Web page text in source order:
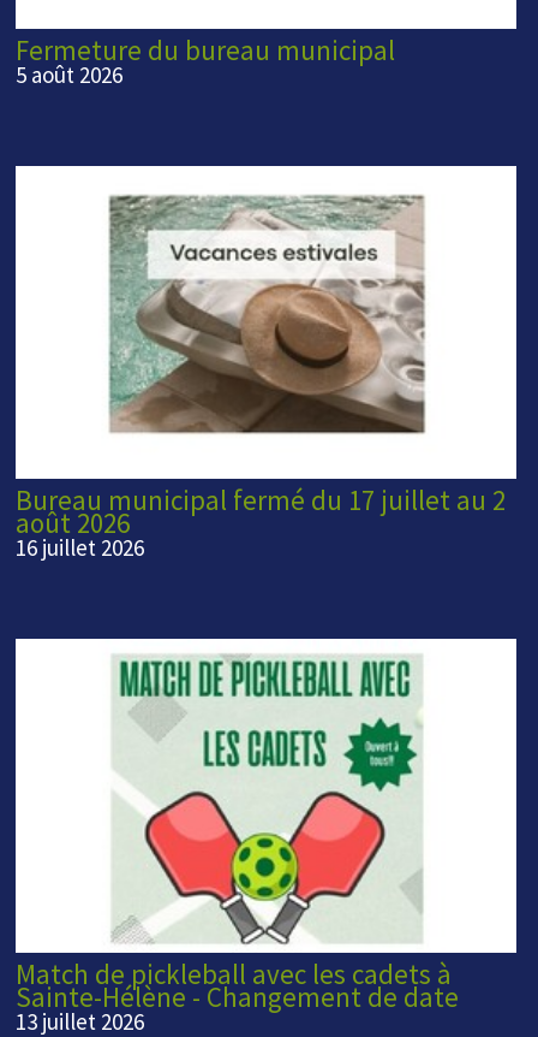
Fermeture du bureau municipal
5 août 2026
Bureau municipal fermé du 17 juillet au 2
août 2026
16 juillet 2026
Match de pickleball avec les cadets à
Sainte-Hélène - Changement de date
13 juillet 2026